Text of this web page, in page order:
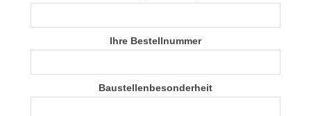
Ihre Bestellnummer
Baustellenbesonderheit